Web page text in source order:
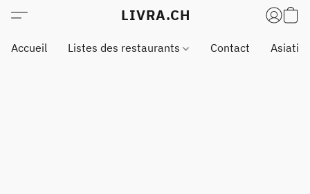
LIVRA.CH
Accueil Listes des restaurants Contact